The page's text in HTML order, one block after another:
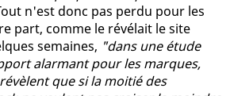
n'est donc pas perdu pour les
part, comme le révélait le site
semaines, "dans une étude
alarmant pour les marques,
que si la moitié des